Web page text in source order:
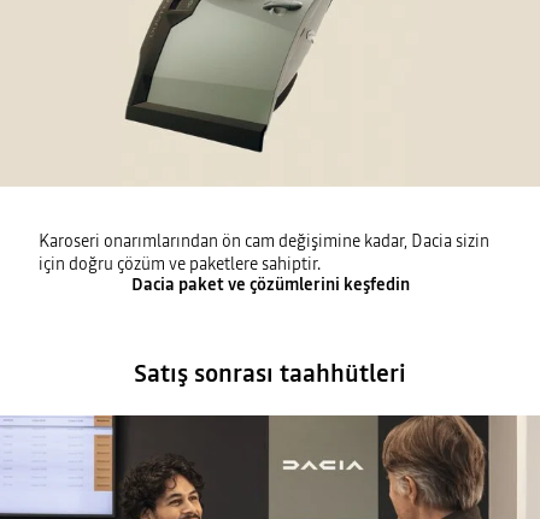
Karoseri onarımlarından ön cam değişimine kadar, Dacia sizin
için doğru çözüm ve paketlere sahiptir.
Dacia paket ve çözümlerini keşfedin
Satış sonrası taahhütleri